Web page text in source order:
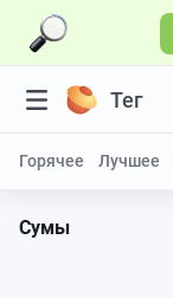
Тег
Горячее Лучшее
Сумы